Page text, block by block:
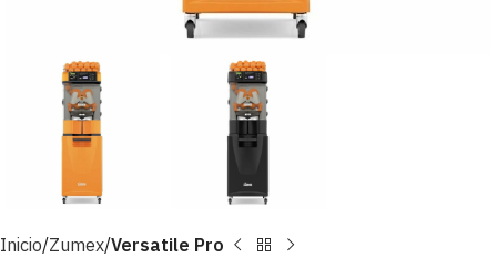
Inicio Zumex Versatile Pro